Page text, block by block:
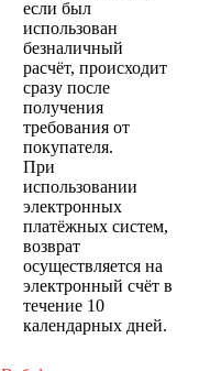
если был
использован
безналичный
расчёт, происходит
сразу после
получения
требования от
покупателя.
При
использовании
электронных
платёжных систем,
возврат
осуществляется на
электронный счёт в
течение 10
календарных дней.